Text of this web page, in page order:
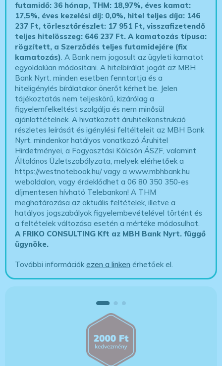
futamidő: 36 hónap, THM: 18,97%, éves kamat:
17,5%, éves kezelési díj: 0,0%, hitel teljes díja: 146
237 Ft, törlesztőrészlet: 17 951 Ft, visszafizetendő
teljes hitelösszeg: 646 237 Ft.A kamatozás típusa:
rögzített, a Szerződés teljes futamidejére (fix
kamatozás). A Bank nem jogosult az ügyleti kamatot
egyoldalúan módosítani. A hitelbírálat jogát az MBH
Bank Nyrt. minden esetben fenntartja és a
hiteligénylés bírálatakor önerőt kérhet be. Jelen
tájékoztatás nem teljeskörű, kizárólag a
figyelemfelkeltést szolgálja és nem minősül
ajánlattételnek. A hivatkozott áruhitelkonstrukció
részletes leírását és igénylési feltélteleit az MBH Bank
Nyrt. mindenkor hatályos vonatkozó Áruhitel
Hirdetményei, a Fogyasztási Kölcsön ÁSZF, valamint
Általános Üzletszabályzata, melyek elérhetőek a
https://westnotebook.hu/vagy a www.mbhbank.hu
weboldalon, vagy érdeklődhet a 06 80 350 350-es
díjmentesen hívható Telebankon! A THM
meghatározása az aktuális feltételek, illetve a
hatályos jogszabályok figyelembevételével történt és
a feltételek változása esetén a mértéke módosulhat.
A FRIKO CONSULTING Kft az MBH Bank Nyrt. függő
ügynöke.
További információkezen a linken érhetőek el.